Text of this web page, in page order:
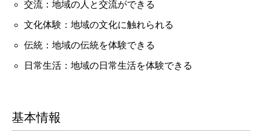
交流：地域の人と交流ができる
文化体験：地域の文化に触れられる
伝統：地域の伝統を体験できる
日常生活：地域の日常生活を体験できる
基本情報